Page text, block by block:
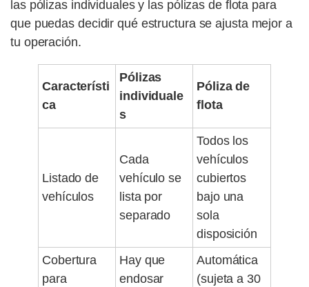
las pólizas individuales y las pólizas de flota para
que puedas decidir qué estructura se ajusta mejor a
tu operación.
Característi
ca
Pólizas
individuale
s
Póliza de
flota
Listado de
vehículos
Cada
vehículo se
lista por
separado
Todos los
vehículos
cubiertos
bajo una
sola
disposición
Cobertura
para
Hay que
endosar
Automática
(sujeta a 30